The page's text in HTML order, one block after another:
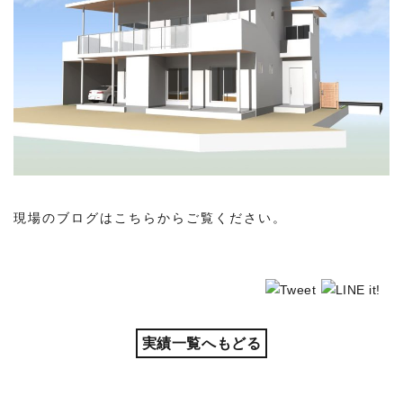
現場のブログはこちらからご覧ください。
実績一覧へもどる